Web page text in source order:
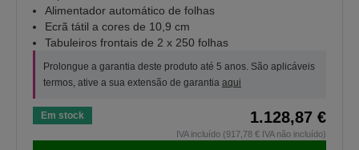
Alimentador automático de folhas
Ecrã tátil a cores de 10,9 cm
Tabuleiros frontais de 2 x 250 folhas
Prolongue a garantia deste produto até 5 anos. São aplicáveis
termos, ative a sua extensão de garantia aqui
Em stock 1.128,87 €
IVA incluído (917,78 € IVA não incluído)